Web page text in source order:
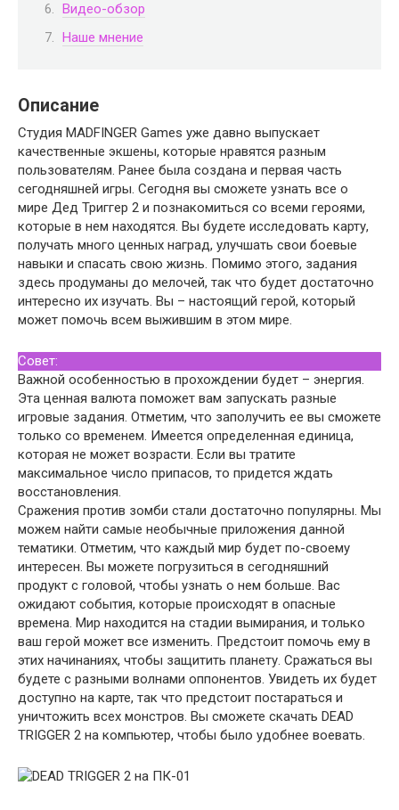
Видео-обзор
Наше мнение
Описание
Студия MADFINGER Games уже давно выпускает
качественные экшены, которые нравятся разным
пользователям. Ранее была создана и первая часть
сегодняшней игры. Сегодня вы сможете узнать все о
мире Дед Триггер 2 и познакомиться со всеми героями,
которые в нем находятся. Вы будете исследовать карту,
получать много ценных наград, улучшать свои боевые
навыки и спасать свою жизнь. Помимо этого, задания
здесь продуманы до мелочей, так что будет достаточно
интересно их изучать. Вы – настоящий герой, который
может помочь всем выжившим в этом мире.
Совет:
Важной особенностью в прохождении будет – энергия.
Эта ценная валюта поможет вам запускать разные
игровые задания. Отметим, что заполучить ее вы сможете
только со временем. Имеется определенная единица,
которая не может возрасти. Если вы тратите
максимальное число припасов, то придется ждать
восстановления.
Сражения против зомби стали достаточно популярны. Мы
можем найти самые необычные приложения данной
тематики. Отметим, что каждый мир будет по-своему
интересен. Вы можете погрузиться в сегодняшний
продукт с головой, чтобы узнать о нем больше. Вас
ожидают события, которые происходят в опасные
времена. Мир находится на стадии вымирания, и только
ваш герой может все изменить. Предстоит помочь ему в
этих начинаниях, чтобы защитить планету. Сражаться вы
будете с разными волнами оппонентов. Увидеть их будет
доступно на карте, так что предстоит постараться и
уничтожить всех монстров. Вы сможете скачать DEAD
TRIGGER 2 на компьютер, чтобы было удобнее воевать.